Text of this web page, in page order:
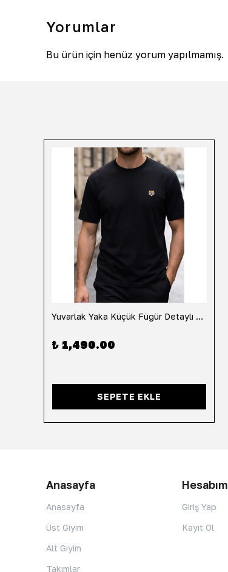
Yorumlar
Bu ürün için henüz yorum yapılmamış.
Yuvarlak Yaka Küçük Fügür Detaylı Tişört-Siyah
₺ 1,490.00
SEPETE EKLE
Anasayfa
Anasayfa
Üst Giyim
Alt Giyim
Takımlar
Hesabım
Giriş Yap
Kayıt Ol